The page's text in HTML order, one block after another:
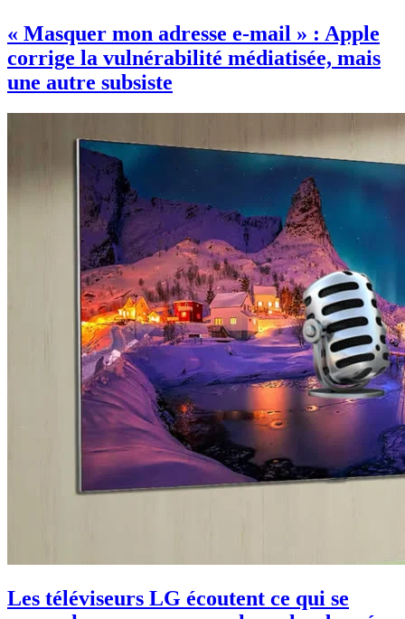
« Masquer mon adresse e-mail » : Apple
corrige la vulnérabilité médiatisée, mais
une autre subsiste
Les téléviseurs LG écoutent ce qui se